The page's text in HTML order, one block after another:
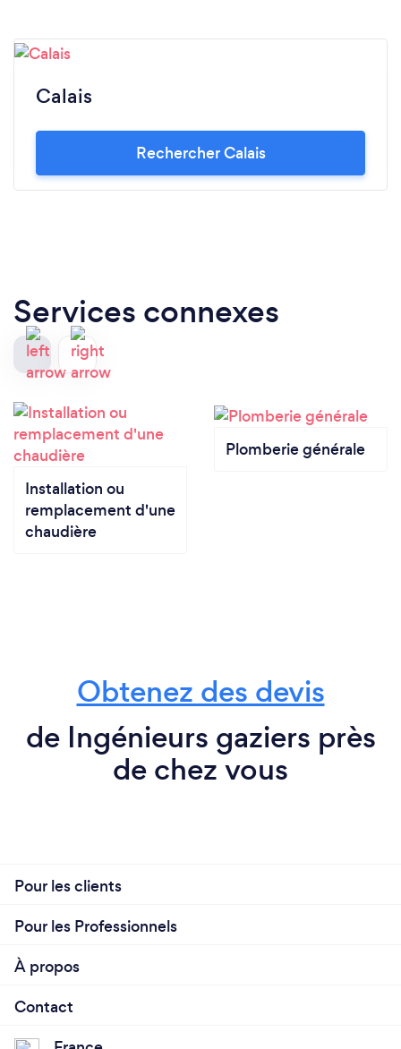
Calais
Rechercher Calais
Services connexes
Installation ou
remplacement d'une
chaudière
Plomberie générale
Obtenez des devis
de Ingénieurs gaziers près
de chez vous
Pour les clients
Pour les Professionnels
À propos
Contact